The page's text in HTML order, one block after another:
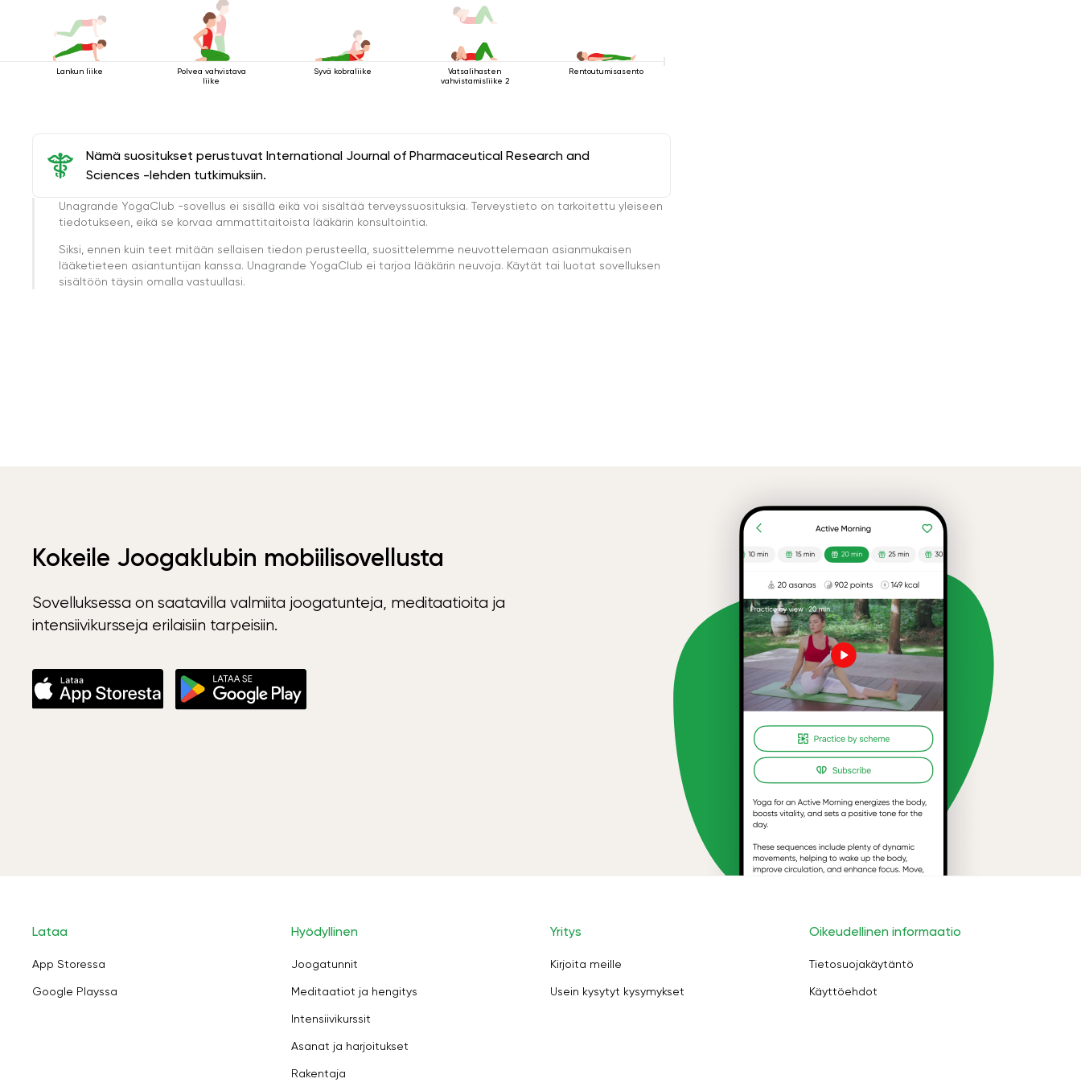
Lankun liike
Polvea vahvistava
liike
Syvä kobraliike
Vatsalihasten
vahvistamisliike 2
Rentoutumisasento
Nämä suositukset perustuvat International Journal of Pharmaceutical Research and
Sciences -lehden tutkimuksiin.
Unagrande YogaClub -sovellus ei sisällä eikä voi sisältää terveyssuosituksia. Terveystieto on tarkoitettu yleiseen
tiedotukseen, eikä se korvaa ammattitaitoista lääkärin konsultointia.
Siksi, ennen kuin teet mitään sellaisen tiedon perusteella, suosittelemme neuvottelemaan asianmukaisen
lääketieteen asiantuntijan kanssa. Unagrande YogaClub ei tarjoa lääkärin neuvoja. Käytät tai luotat sovelluksen
sisältöön täysin omalla vastuullasi.
Kokeile Joogaklubin mobiilisovellusta
Sovelluksessa on saatavilla valmiita joogatunteja, meditaatioita ja
intensiivikursseja erilaisiin tarpeisiin.
Lataa
App Storessa
Google Playssa
Hyödyllinen
Joogatunnit
Meditaatiot ja hengitys
Intensiivikurssit
Asanat ja harjoitukset
Rakentaja
Yritys
Kirjoita meille
Usein kysytyt kysymykset
Oikeudellinen informaatio
Tietosuojakäytäntö
Käyttöehdot